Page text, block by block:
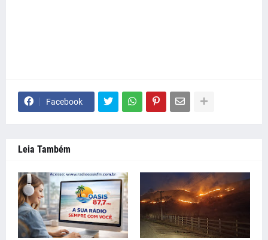
Facebook
Leia Também